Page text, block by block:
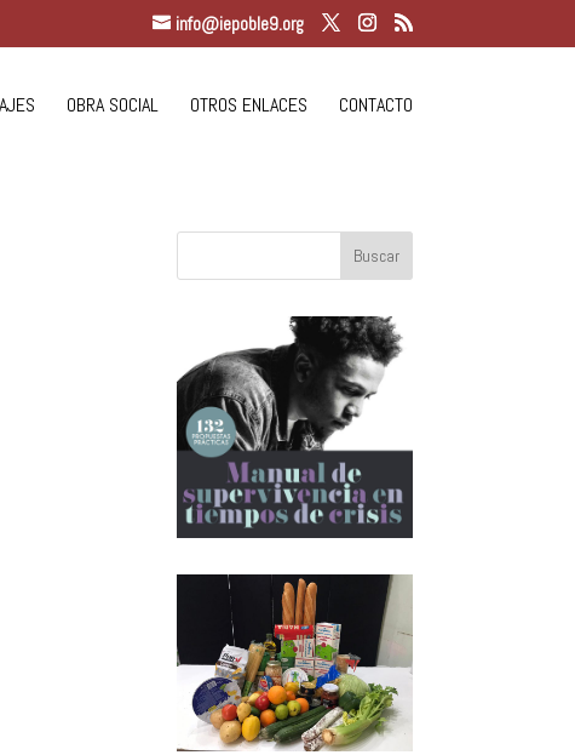
info@iepoble9.org
OBRA SOCIAL OTROS ENLACES CONTACTO